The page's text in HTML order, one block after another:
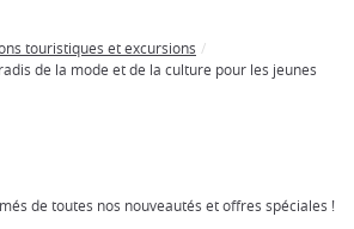
touristiques et excursions
de la mode et de la culture pour les jeunes
de toutes nos nouveautés et offres spéciales !